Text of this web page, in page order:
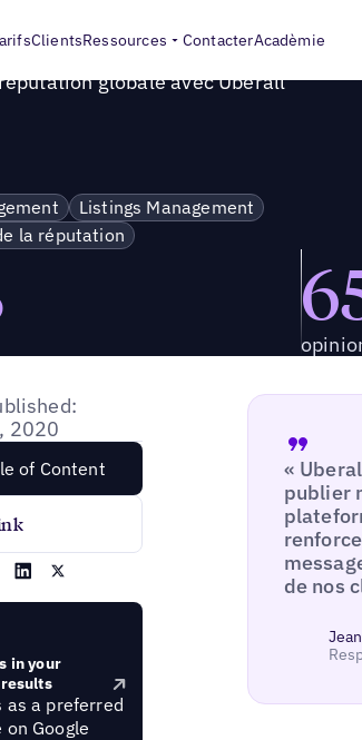
ClientsRessources ContacterAcadèmie
globale avec Uberall
Listings Management
la réputation
2020
of Content
in your
as a preferred
on Google
«
publier
de nos